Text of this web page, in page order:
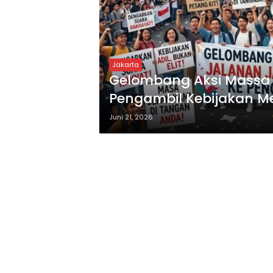
Jakarta
Gelombang Aksi
Pengambil Kebijakan
Juni 21, 2026